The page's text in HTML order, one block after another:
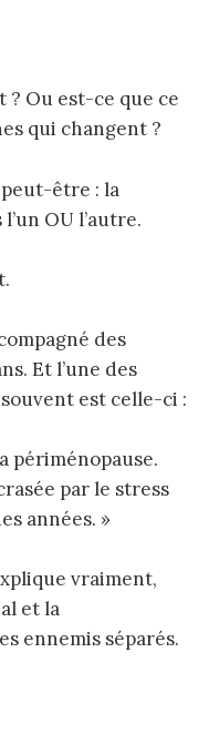
Ou est-ce que ce
qui changent ?
être : la
OU l’autre.
des
Et l’une des
est celle-ci :
périménopause.
par le stress
années. »
vraiment,
et la
ennemis séparés.